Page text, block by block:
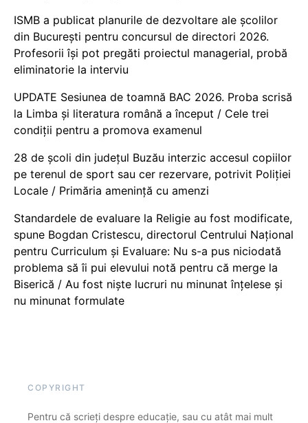
ISMB a publicat planurile de dezvoltare ale școlilor
din București pentru concursul de directori 2026.
Profesorii își pot pregăti proiectul managerial, probă
eliminatorie la interviu
UPDATE Sesiunea de toamnă BAC 2026. Proba scrisă
la Limba și literatura română a început / Cele trei
condiții pentru a promova examenul
28 de școli din județul Buzău interzic accesul copiilor
pe terenul de sport sau cer rezervare, potrivit Poliției
Locale / Primăria amenință cu amenzi
Standardele de evaluare la Religie au fost modificate,
spune Bogdan Cristescu, directorul Centrului Național
pentru Curriculum și Evaluare: Nu s-a pus niciodată
problema să îi pui elevului notă pentru că merge la
Biserică / Au fost niște lucruri nu minunat înțelese și
nu minunat formulate
COPYRIGHT
Pentru că scrieți despre educație, sau cu atât mai mult